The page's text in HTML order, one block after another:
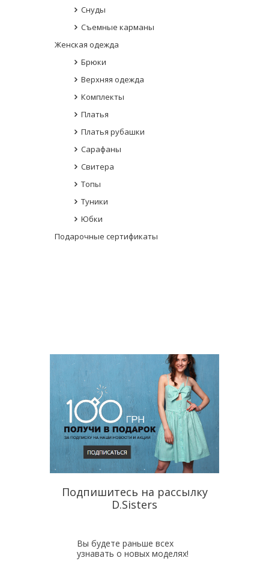
Снуды
Съемные карманы
Женская одежда
Брюки
Верхняя одежда
Комплекты
Платья
Платья рубашки
Сарафаны
Свитера
Топы
Туники
Юбки
Подарочные сертификаты
Подпишитесь на рассылку
D.Sisters
Вы будете раньше всех
узнавать о новых моделях!